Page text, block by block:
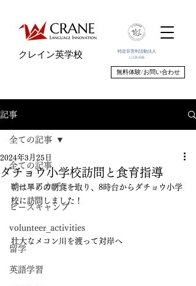
特定非営利活動法人
U-CRANE
クレイン英学校
無料体験/お問い合わせ
記事
全ての記事
ピースアカデミー
ピースキャンプ
volunteer_activities
留学
英語学習
全ての記事
ダチョウ小学校訪問と食育指導
2024年3月25日
朝は早めの朝食を取り、8時台からダチョウ小学
校に訪問しました！
壮大なメコン川を渡って対岸へ